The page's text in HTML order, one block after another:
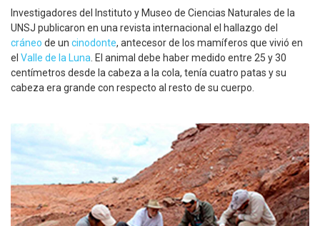
Investigadores del Instituto y Museo de Ciencias Naturales de la
UNSJ publicaron en una revista internacional el hallazgo del
cráneo de un cinodonte, antecesor de los mamíferos que vivió en
el Valle de la Luna. El animal debe haber medido entre 25 y 30
centímetros desde la cabeza a la cola, tenía cuatro patas y su
cabeza era grande con respecto al resto de su cuerpo.